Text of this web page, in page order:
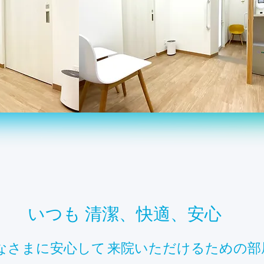
いつも 清潔、快適、安心
さまに安心して 来院いただけるための部